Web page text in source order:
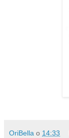
OriBella o 14:33